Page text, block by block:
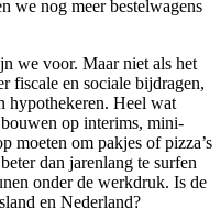
we nog meer bestelwagens
we voor. Maar niet als het
fiscale en sociale bijdragen,
hypothekeren. Heel wat
op interims, mini-
moeten om pakjes of pizza’s
dan jarenlang te surfen
onder de werkdruk. Is de
en Nederland?